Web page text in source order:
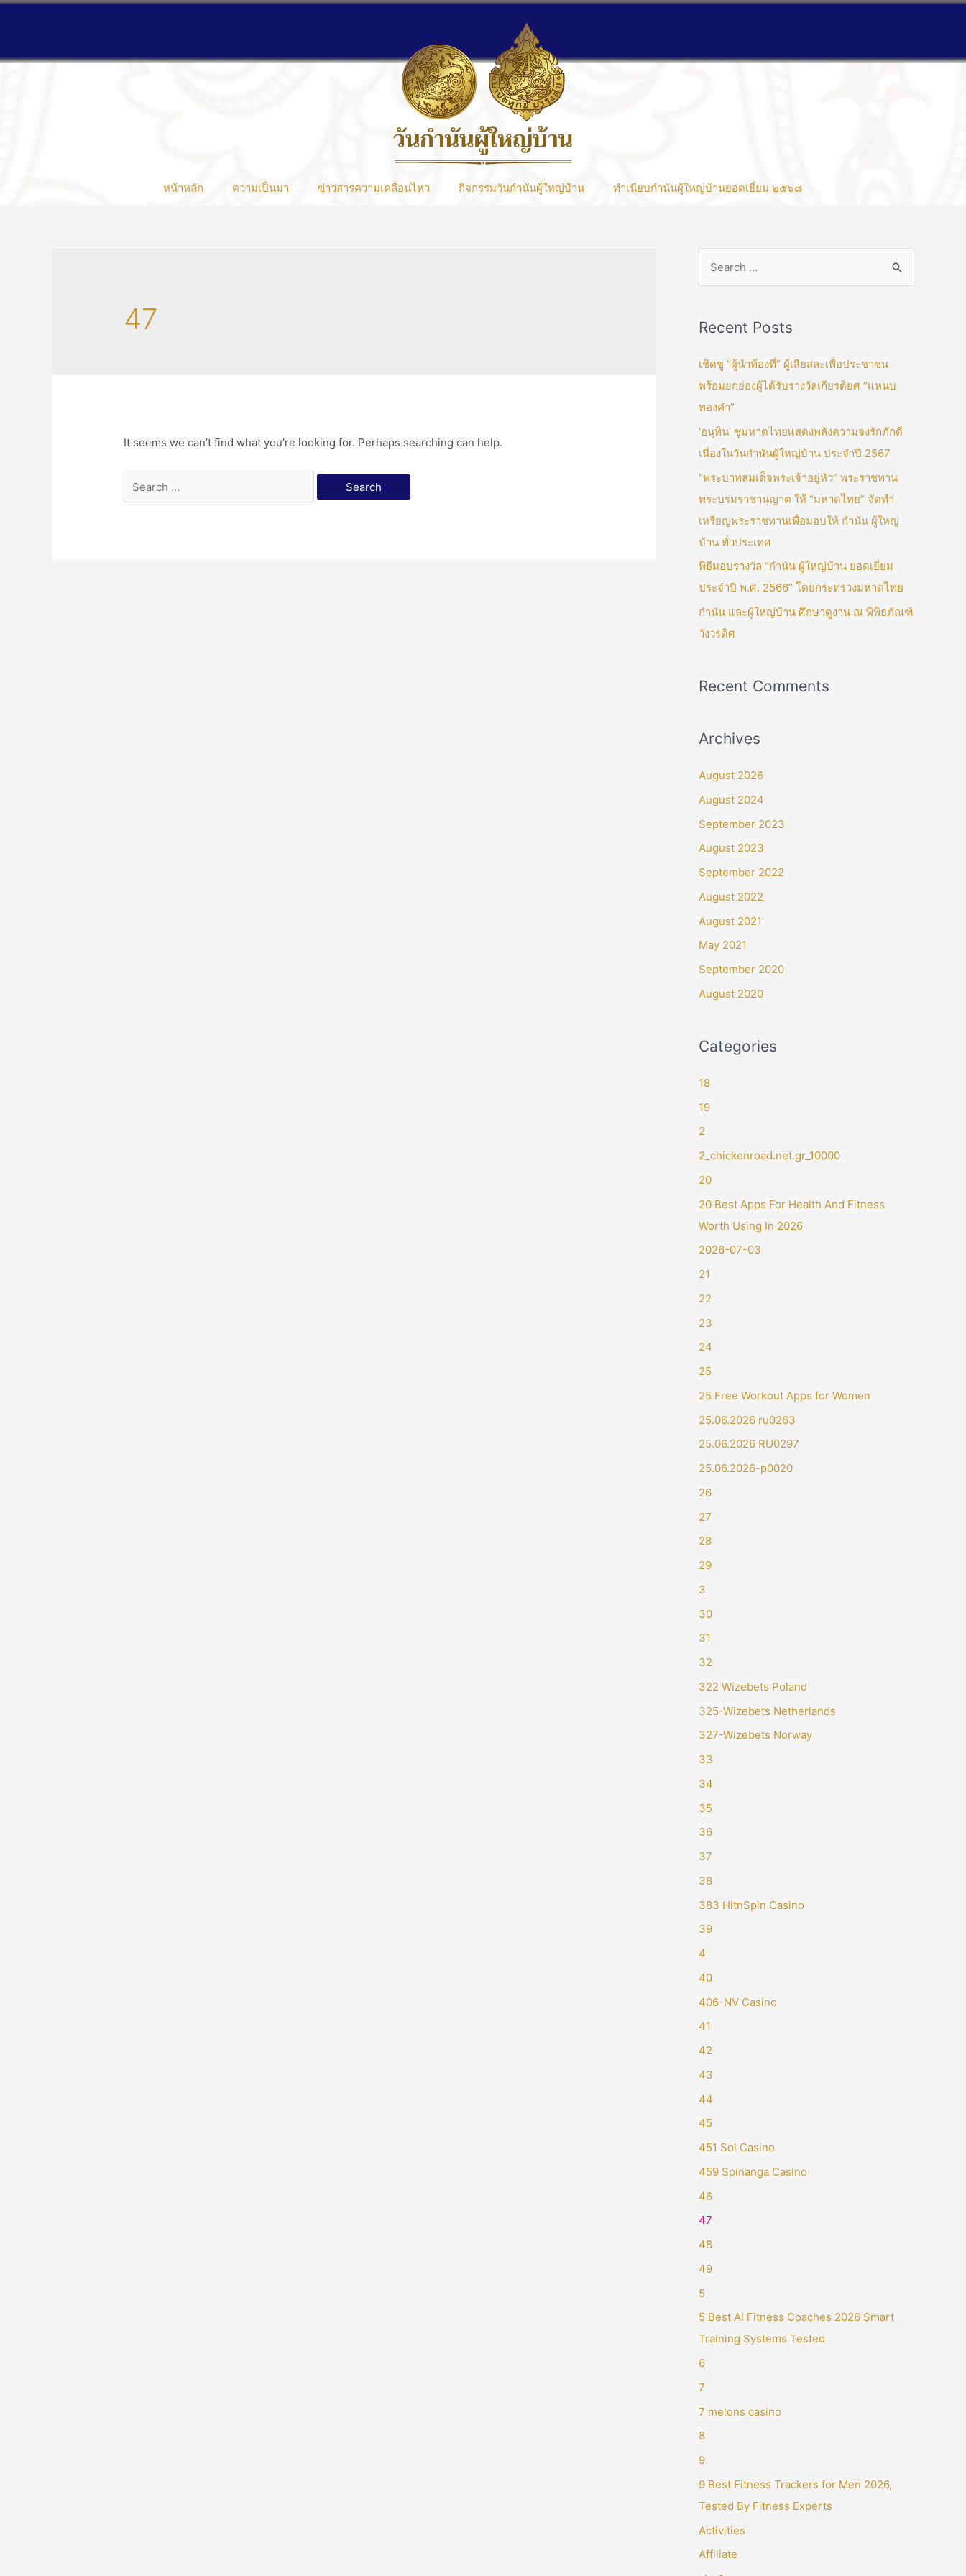
หน้าหลัก ความเป็นมา ข่าวสารความเคลื่อนไหว กิจกรรมวันกำนันผู้ใหญ่บ้าน ทำเนียบกำนันผู้ใหญ่บ้านยอดเยี่ยม ๒๕๖๘
47
It seems we can’t find what you’re looking for. Perhaps searching can help.
Recent Posts
เชิดชู “ผู้นำท้องที่” ผู้เสียสละเพื่อประชาชน
พร้อมยกย่องผู้ได้รับรางวัลเกียรติยศ “แหนบ
ทองคำ”
‘อนุทิน’ ชูมหาดไทยแสดงพลังความจงรักภักดี
เนื่องในวันกำนันผู้ใหญ่บ้าน ประจำปี 2567
“พระบาทสมเด็จพระเจ้าอยู่หัว” พระราชทาน
พระบรมราชานุญาต ให้ “มหาดไทย” จัดทำ
เหรียญพระราชทานเพื่อมอบให้ กำนัน ผู้ใหญ่
บ้าน ทั่วประเทศ
พิธีมอบรางวัล “กำนัน ผู้ใหญ่บ้าน ยอดเยี่ยม
ประจำปี พ.ศ. 2566” โดยกระทรวงมหาดไทย
กำนัน และผู้ใหญ่บ้าน ศึกษาดูงาน ณ พิพิธภัณฑ์
วังวรดิศ
Recent Comments
Archives
August 2026
August 2024
September 2023
August 2023
September 2022
August 2022
August 2021
May 2021
September 2020
August 2020
Categories
18
19
2
2_chickenroad.net.gr_10000
20
20 Best Apps For Health And Fitness
Worth Using In 2026
2026-07-03
21
22
23
24
25
25 Free Workout Apps for Women
25.06.2026 ru0263
25.06.2026 RU0297
25.06.2026-p0020
26
27
28
29
3
30
31
32
322 Wizebets Poland
325-Wizebets Netherlands
327-Wizebets Norway
33
34
35
36
37
38
383 HitnSpin Casino
39
4
40
406-NV Casino
41
42
43
44
45
451 Sol Casino
459 Spinanga Casino
46
47
48
49
5
5 Best AI Fitness Coaches 2026 Smart
Training Systems Tested
6
7
7 melons casino
8
9
9 Best Fitness Trackers for Men 2026,
Tested By Fitness Experts
Activities
Affiliate